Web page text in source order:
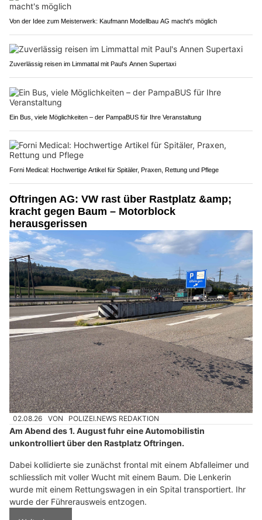
Von der Idee zum Meisterwerk: Kaufmann Modellbau AG macht's möglich
Zuverlässig reisen im Limmattal mit Paul's Annen Supertaxi
Ein Bus, viele Möglichkeiten – der PampaBUS für Ihre Veranstaltung
Forni Medical: Hochwertige Artikel für Spitäler, Praxen, Rettung und Pflege
Oftringen AG: VW rast über Rastplatz &amp;
kracht gegen Baum – Motorblock
herausgerissen
02.08.26 VON POLIZEI.NEWS REDAKTION
Am Abend des 1. August fuhr eine Automobilistin
unkontrolliert über den Rastplatz Oftringen.
Dabei kollidierte sie zunächst frontal mit einem Abfalleimer und
schliesslich mit voller Wucht mit einem Baum. Die Lenkerin
wurde mit einem Rettungswagen in ein Spital transportiert. Ihr
wurde der Führerausweis entzogen.